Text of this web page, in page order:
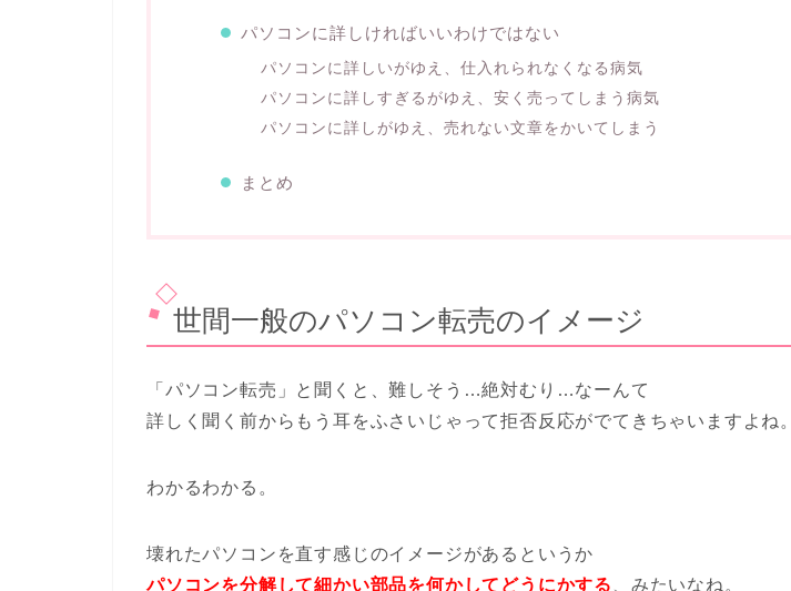
パソコンに詳しければいいわけではない
パソコンに詳しいがゆえ、仕入れられなくなる病気
パソコンに詳しすぎるがゆえ、安く売ってしまう病気
パソコンに詳しがゆえ、売れない文章をかいてしまう
まとめ
世間一般のパソコン転売のイメージ
「パソコン転売」と聞くと、難しそう…絶対むり…なーんて
詳しく聞く前からもう耳をふさいじゃって拒否反応がでてきちゃいますよね。
わかるわかる。
壊れたパソコンを直す感じのイメージがあるというか
パソコンを分解して細かい部品を何かしてどうにかする 、みたいなね。